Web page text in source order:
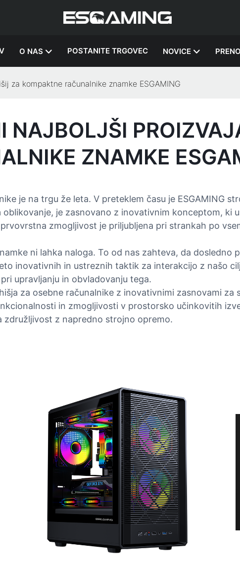
O NAS POSTANITE TRGOVEC NOVICE
za kompaktne računalnike znamke ESGAMING
NAJBOLJŠI
ZNAMKE
je na trgu že leta. V preteklem času je ESGAMING
je zasnovano z inovativnim konceptom, ki
zmogljivost je priljubljena pri strankah po
ni lahka naloga. To od nas zahteva, da dosledno
inovativnih in ustreznih taktik za interakcijo z našo
upravljanju in obvladovanju tega.
za osebne računalnike z inovativnimi zasnovami
in zmogljivosti v prostorsko učinkovitih
združljivost z napredno strojno opremo.